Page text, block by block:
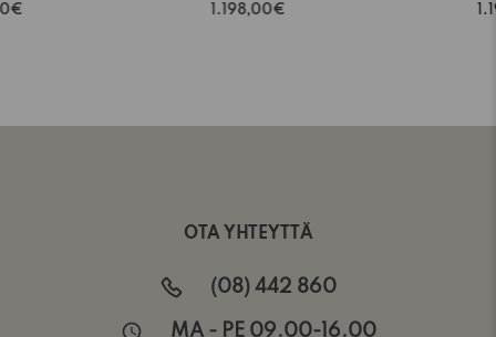
1.198,00€
OTA YHTEYTTÄ
(08) 442 860
MA - PE 09.00-16.00